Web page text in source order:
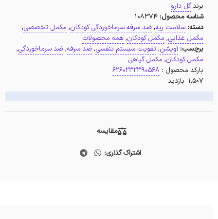
برندگل دارو
شناسه محصول: 108374
دسته: سلامت ریه,ضد سرفه سرماخوردگی کودکان, مکمل تخصصی,
مکمل غذایی, مکمل کودکان,همه محصولات
برچسب: آویشن,تقویت سیستم تنفسی,ضد سرفه,ضد سرماخوردگی,
مکمل کودکان, مکمل گیاهی
بارکد محصول : 6260232390568
1,507 بازدید
مقایسه
اشتراک گذاری: